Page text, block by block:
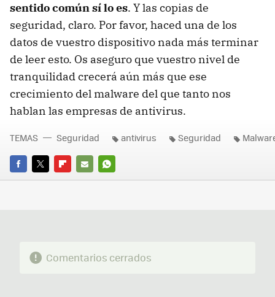
sentido común sí lo es. Y las copias de
seguridad, claro. Por favor, haced una de los
datos de vuestro dispositivo nada más terminar
de leer esto. Os aseguro que vuestro nivel de
tranquilidad crecerá aún más que ese
crecimiento del malware del que tanto nos
hablan las empresas de antivirus.
FACEBOOK
TWITTERFLIPBOARD
E-
WHATSAPP
TEMAS Seguridad antivirus Seguridad
Comentarios cerrados